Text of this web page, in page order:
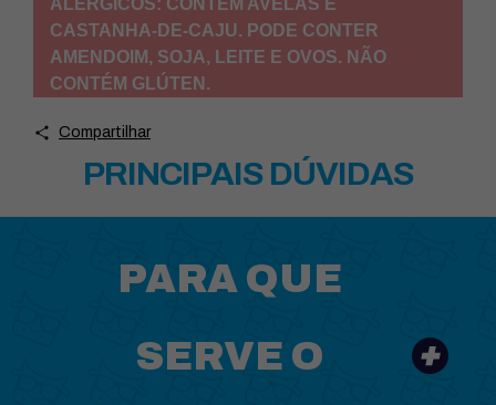
Compartilhar
PRINCIPAIS DÚVIDAS
PARA QUE
SERVE O